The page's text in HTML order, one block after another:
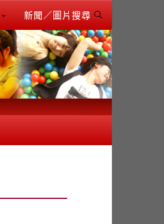
新聞／圖片搜尋